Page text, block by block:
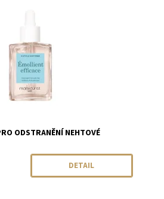
ODSTRANĚNÍ NEHTOVÉ
DETAIL